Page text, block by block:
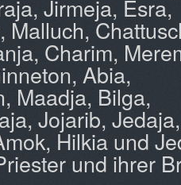
Jirmeja, Esra,
Malluch,
Charim,
Abia,
Maadja, Bilga,
Jojarib, Jedaja,
Hilkia und
und ihrer